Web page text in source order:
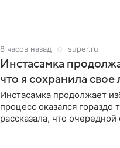
8 часов назад super.ru
Инстасамка
что я сохранила свое
Инстасамка продолжает
процесс оказался
рассказала, что